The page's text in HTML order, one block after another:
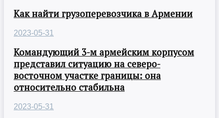
Как найти грузоперевозчика в Армении
2023-05-31
Командующий 3-м армейским корпусом
представил ситуацию на северо-
восточном участке границы: она
относительно стабильна
2023-05-31